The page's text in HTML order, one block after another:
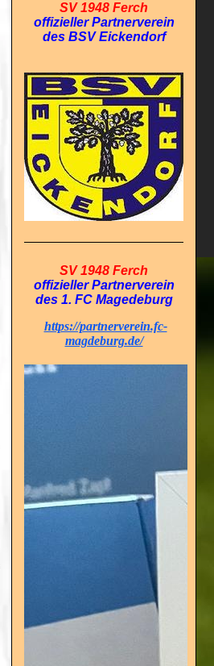
SV 1948 Ferch
offizieller Partnerverein
des BSV Eickendorf
SV 1948 Ferch
offizieller Partnerverein
des 1. FC Magedeburg
https://partnerverein.fc-
magdeburg.de/